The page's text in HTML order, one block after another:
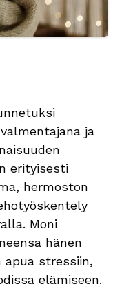
ja
erityisesti
hermoston
Moni
hänen
apua stressiin,
elämiseen.